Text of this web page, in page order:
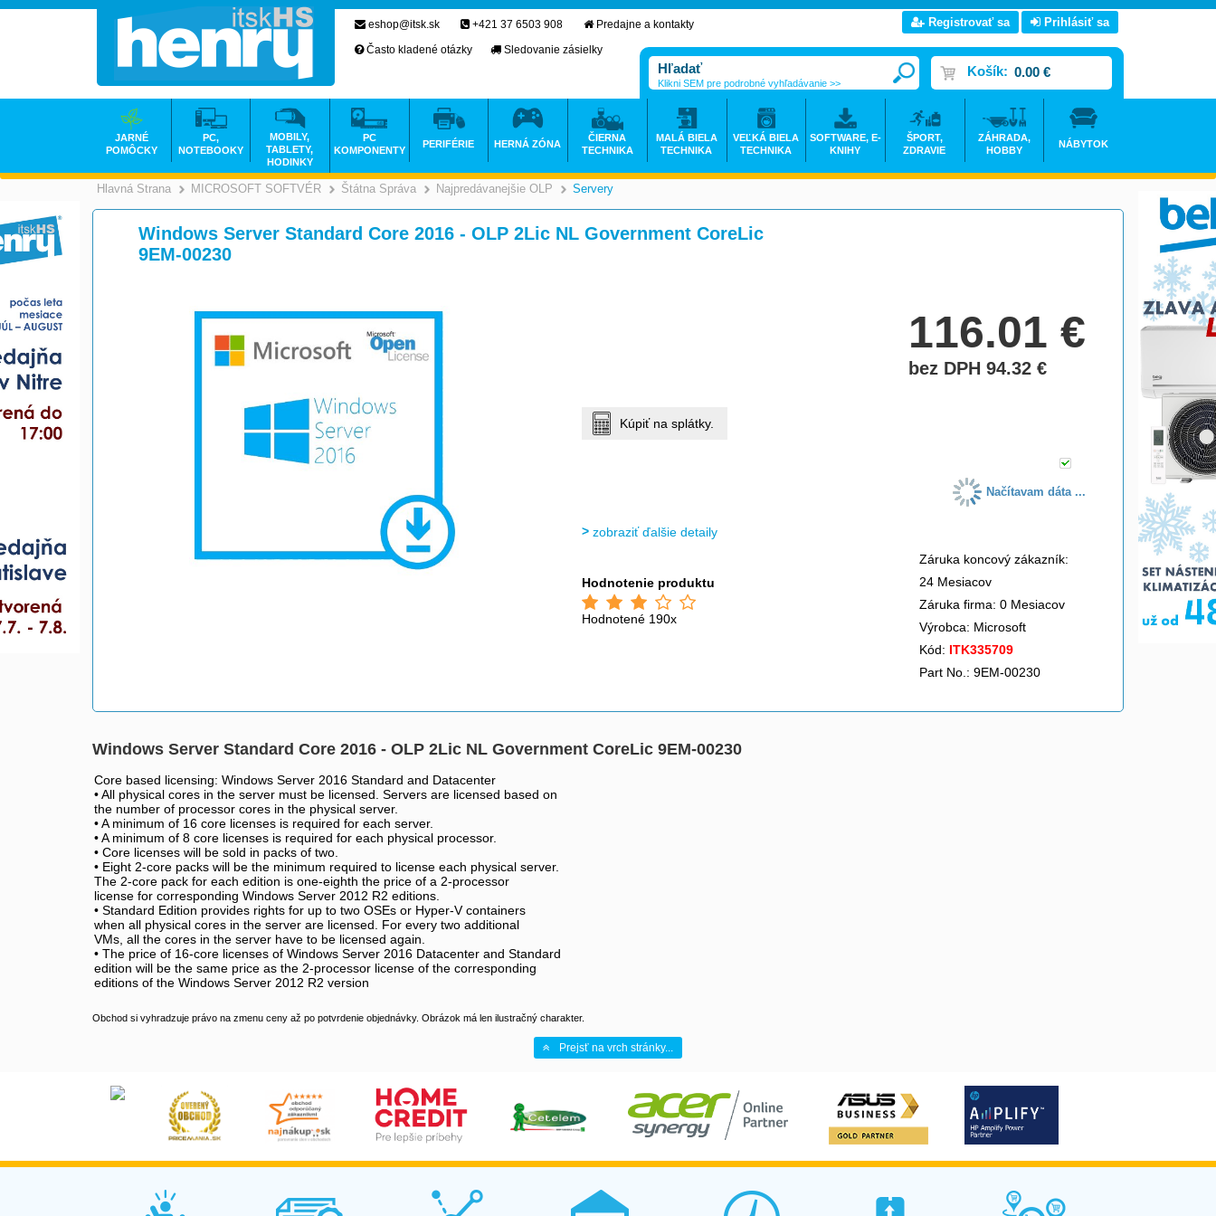
Hlavná Strana >
MICROSOFT SOFTVÉR >
Štátna Správa >
Najpredávanejšie OLP >
Servery
Windows Server Standard Core 2016 - OLP 2Lic NL Government CoreLic
9EM-00230
116.01€
bez DPH 94.32€
Kúpiť na splátky.
Načítavam dáta ...
zobraziť ďalšie detaily
Hodnotenie produktu
Hodnotené 190x
Záruka koncový zákazník:
24 Mesiacov
Záruka firma: 0 Mesiacov
Výrobca: Microsoft
Kód: ITK335709
Part No.: 9EM-00230
Windows Server Standard Core 2016 - OLP 2Lic NL Government CoreLic 9EM-00230
Core based licensing: Windows Server 2016 Standard and Datacenter
• All physical cores in the server must be licensed. Servers are licensed based on
the number of processor cores in the physical server.
• A minimum of 16 core licenses is required for each server.
• A minimum of 8 core licenses is required for each physical processor.
• Core licenses will be sold in packs of two.
• Eight 2-core packs will be the minimum required to license each physical server.
The 2-core pack for each edition is one-eighth the price of a 2-processor
license for corresponding Windows Server 2012 R2 editions.
• Standard Edition provides rights for up to two OSEs or Hyper-V containers
when all physical cores in the server are licensed. For every two additional
VMs, all the cores in the server have to be licensed again.
• The price of 16-core licenses of Windows Server 2016 Datacenter and Standard
edition will be the same price as the 2-processor license of the corresponding
editions of the Windows Server 2012 R2 version
Obchod si vyhradzuje právo na zmenu ceny až po potvrdenie objednávky. Obrázok má len ilustračný charakter.
Prejsť na vrch stránky...
eshop@itsk.sk +421 37 6503 908
Predajne a kontakty
Často kladené otázky
Sledovanie zásielky
Registrovať sa Prihlásiť sa
Košík: 0.00 €
Klikni SEM pre podrobné vyhľadávanie >>
JARNÉ
POMÔCKY
PC,
NOTEBOOKY
MOBILY,
TABLETY,
HODINKY
PC
KOMPONENTY
PERIFÉRIE HERNÁ ZÓNA
ČIERNA
TECHNIKA
MALÁ BIELA
TECHNIKA
VEĽKÁ BIELA
TECHNIKA
SOFTWARE, E-
KNIHY
ŠPORT,
ZDRAVIE
ZÁHRADA,
HOBBY
NÁBYTOK